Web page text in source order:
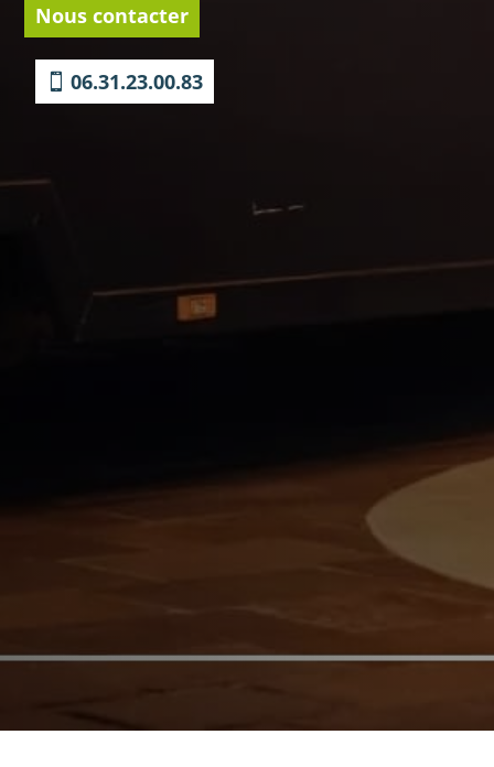
Nous contacter
06.31.23.00.83